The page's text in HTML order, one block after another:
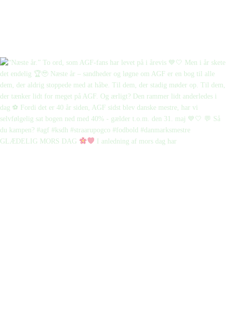
GLÆDELIG MORS DAG I anledning af mors dag har